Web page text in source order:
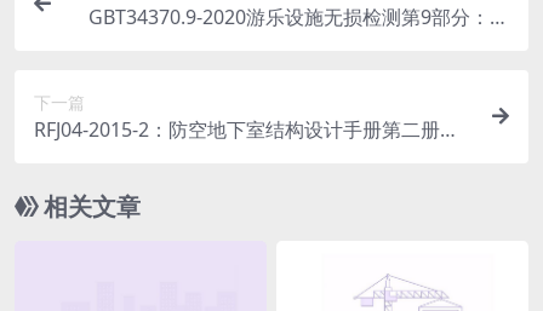
GBT34370.9-2020游乐设施无损检测第9部分：漏
下一篇
RFJ04-2015-2：防空地下室结构设计手册第二册结
pdf
相关文章